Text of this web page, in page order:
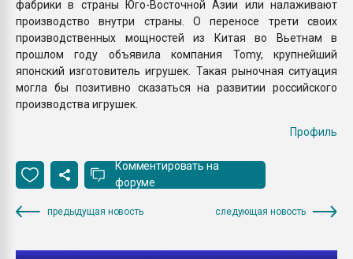
фабрики в страны Юго-Восточной Азии или налаживают
производство внутри страны. О переносе трети своих
производственных мощностей из Китая во Вьетнам в
прошлом году объявила компания Tomy, крупнейший
японский изготовитель игрушек. Такая рыночная ситуация
могла бы позитивно сказаться на развитии российского
производства игрушек.
Профиль
Комментировать на
форуме
предыдущая новость следующая новость